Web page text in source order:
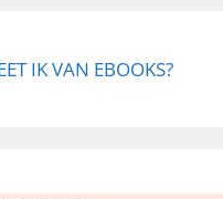
IK VAN EBOOKS?